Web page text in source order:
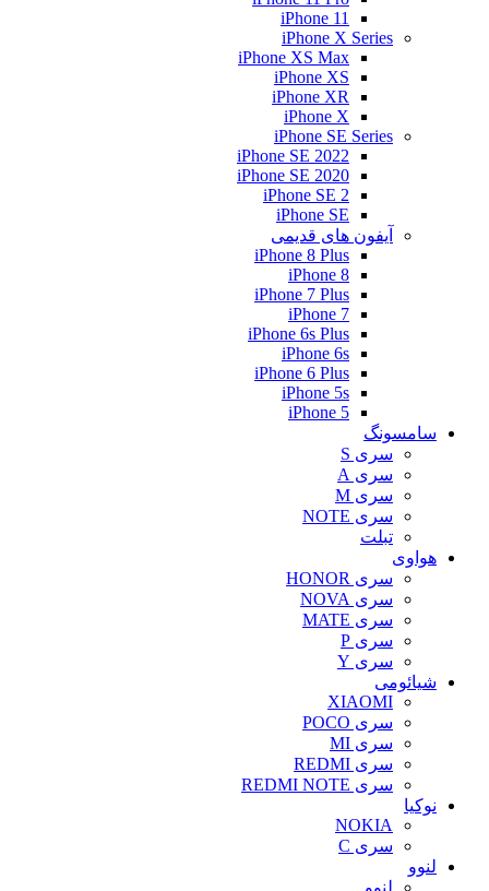
iPhone 11
iPhone X Series
iPhone XS Max
iPhone XS
iPhone XR
iPhone X
iPhone SE Series
iPhone SE 2022
iPhone SE 2020
iPhone SE 2
iPhone SE
آیفون های قدیمی
iPhone 8 Plus
iPhone 8
iPhone 7 Plus
iPhone 7
iPhone 6s Plus
iPhone 6s
iPhone 6 Plus
iPhone 5s
iPhone 5
سامسونگ
سری S
سری A
سری M
سری NOTE
تبلت
هواوی
سری HONOR
سری NOVA
سری MATE
سری P
سری Y
شیائومی
XIAOMI
سری POCO
سری MI
سری REDMI
سری REDMI NOTE
نوکیا
NOKIA
سری C
لنوو